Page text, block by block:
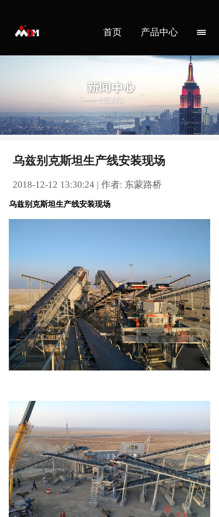
首页 产品中心
乌兹别克斯坦生产线安装现场
2018-12-12 13:30:24 | 作者: 东蒙路桥
乌兹别克斯坦生产线安装现场